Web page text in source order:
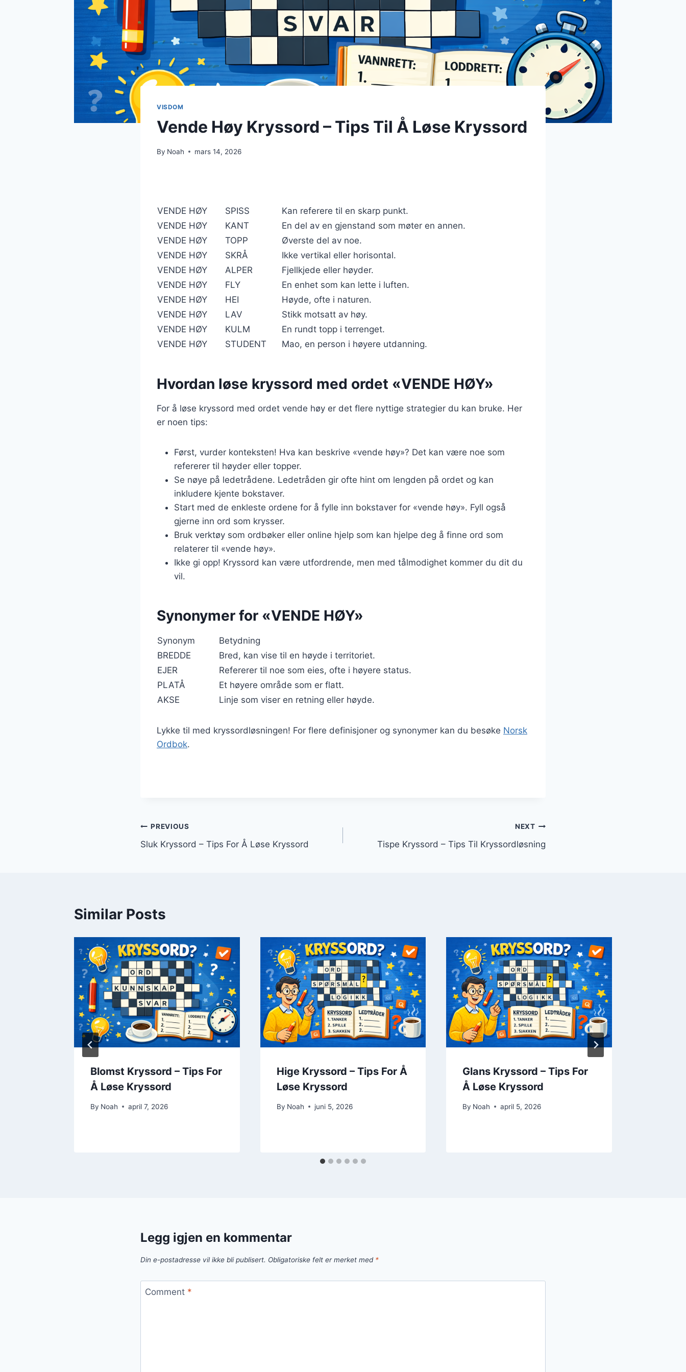
VISDOM
Vende Høy Kryssord – Tips Til Å Løse Kryssord
By Noah mars 14, 2026
VENDE HØY SPISS
Kan referere til en skarp punkt.
VENDE HØY
KANT
En del av en gjenstand som møter en annen.
VENDE HØY
TOPP
Øverste del av noe.
VENDE HØY
SKRÅ
Ikke vertikal eller horisontal.
VENDE HØY
ALPER
Fjellkjede eller høyder.
VENDE HØY
FLY
En enhet som kan lette i luften.
VENDE HØY
HEI
Høyde, ofte i naturen.
VENDE HØY
LAV
Stikk motsatt av høy.
VENDE HØY
KULM
En rundt topp i terrenget.
VENDE HØY
STUDENT Mao, en person i høyere utdanning.
Hvordan løse kryssord med ordet «VENDE HØY»
For å løse kryssord med ordet vende høy er det flere nyttige strategier du kan bruke. Her
er noen tips:
Først, vurder konteksten! Hva kan beskrive «vende høy»? Det kan være noe som
refererer til høyder eller topper.
Se nøye på ledetrådene. Ledetråden gir ofte hint om lengden på ordet og kan
inkludere kjente bokstaver.
Start med de enkleste ordene for å fylle inn bokstaver for «vende høy». Fyll også
gjerne inn ord som krysser.
Bruk verktøy som ordbøker eller online hjelp som kan hjelpe deg å finne ord som
relaterer til «vende høy».
Ikke gi opp! Kryssord kan være utfordrende, men med tålmodighet kommer du dit du
vil.
Synonymer for «VENDE HØY»
Synonym
Betydning
BREDDE
Bred, kan vise til en høyde i territoriet.
EJER
Refererer til noe som eies, ofte i høyere status.
PLATÅ
Et høyere område som er flatt.
AKSE
Linje som viser en retning eller høyde.
Lykke til med kryssordløsningen! For flere definisjoner og synonymer kan du besøke Norsk
Ordbok.
Innleggsnavigasjon
PREVIOUS
Sluk Kryssord – Tips For Å Løse Kryssord
NEXT
Tispe Kryssord – Tips Til Kryssordløsning
Similar Posts
Blomst Kryssord – Tips For
Å Løse Kryssord
By Noah april 7, 2026
Hige Kryssord – Tips For Å
Løse Kryssord
By Noah juni 5, 2026
Glans Kryssord – Tips For
Å Løse Kryssord
By Noah april 5, 2026
Legg igjen en kommentar
Din e-postadresse vil ikke bli publisert. Obligatoriske felt er merket med *
Comment *